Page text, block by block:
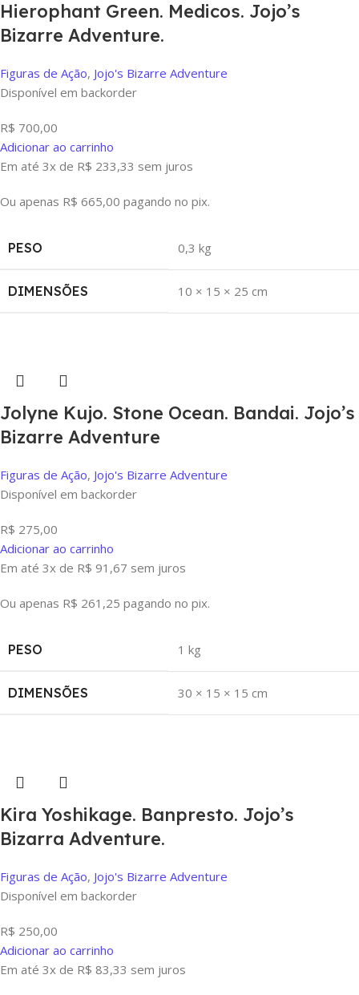
Hierophant Green. Medicos. Jojo’s
Bizarre Adventure.
Figuras de Ação, Jojo's Bizarre Adventure
Disponível em backorder
R$ 700,00
Adicionar ao carrinho
Em até 3x de R$ 233,33 sem juros
Ou apenas R$ 665,00 pagando no pix.
PESO 0,3 kg
DIMENSÕES 10 × 15 × 25 cm
Jolyne Kujo. Stone Ocean. Bandai. Jojo’s
Bizarre Adventure
Figuras de Ação, Jojo's Bizarre Adventure
Disponível em backorder
R$ 275,00
Adicionar ao carrinho
Em até 3x de R$ 91,67 sem juros
Ou apenas R$ 261,25 pagando no pix.
PESO 1 kg
DIMENSÕES 30 × 15 × 15 cm
Kira Yoshikage. Banpresto. Jojo’s
Bizarra Adventure.
Figuras de Ação, Jojo's Bizarre Adventure
Disponível em backorder
R$ 250,00
Adicionar ao carrinho
Em até 3x de R$ 83,33 sem juros